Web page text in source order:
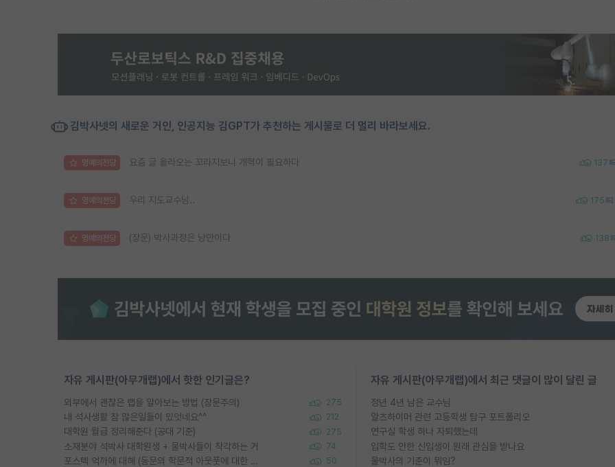
김박사넷의 새로운 거인, 인공지능 김GPT가 추천하는 게시물로 더 멀리 바라보세요.
명예의전당 요즘 글 올라오는 꼬라지보니 개혁이 필요하다 137
명예의전당 우리 지도교수님.. 175
명예의전당 (장문) 박사과정은 낭만이다 138
자유 게시판(아무개랩)에서 핫한 인기글은?
외부에서 괜찮은 랩을 알아보는 방법 (장문주의) 275
내 석사생활 참 많은일들이 있엇네요^^ 212
대학원 월급 정리해준다 (공대 기준) 275
소재분야 석박사 대학원생 + 물박사들이 착각하는 거 74
포스텍 억까에 대해 (동문의 학문적 아웃풋에 대한 반박) 50
자유 게시판(아무개랩)에서 최근 댓글이 많이 달린 글
정년 4년 남은 교수님
알츠하이머 관련 고등학생 탐구 포트폴리오
연구실 학생 하나 자퇴했는데
입학도 안한 신입생이 원래 관심을 받나요
물박사의 기준이 뭐임?